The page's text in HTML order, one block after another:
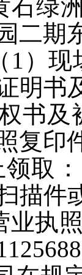
石绿
二期
1）
明书
书及
复印
领取
描件
业执